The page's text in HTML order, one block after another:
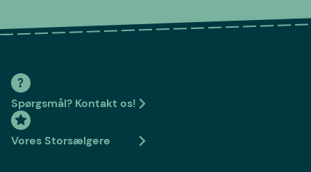
Spørgsmål? Kontakt os!
Vores Storsælgere